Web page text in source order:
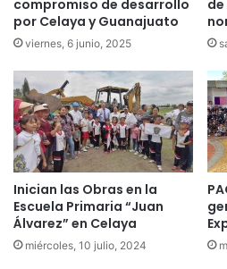
compromiso de desarrollo
por Celaya y Guanajuato
viernes, 6 junio, 2025
Inician las Obras en la
Escuela Primaria “Juan
Álvarez” en Celaya
miércoles, 10 julio, 2024